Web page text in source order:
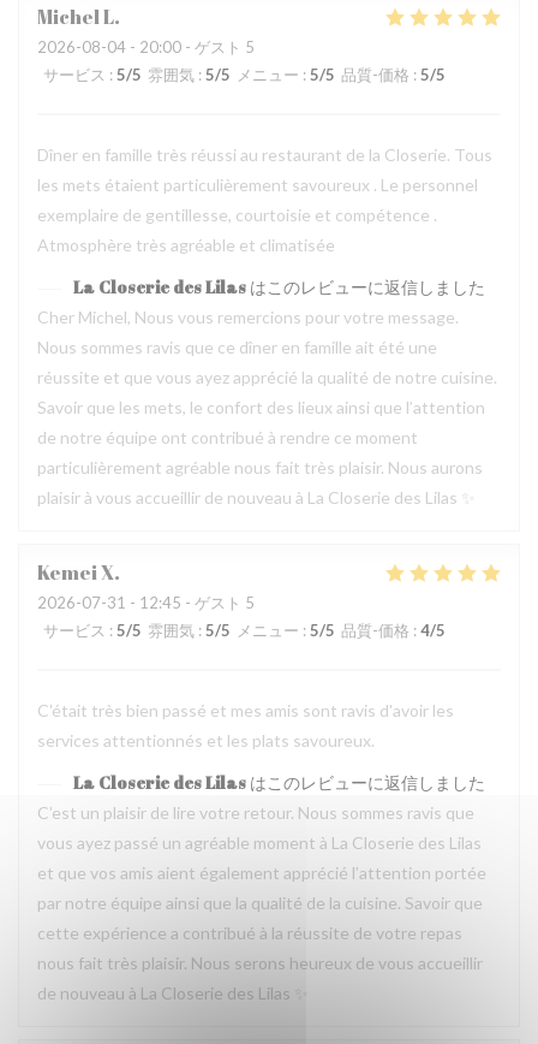
MichelL
2026-08-04 - 20:00 - ゲスト 5
サービス : 5/5 雰囲気 : 5/5 メニュー : 5/5 品質-価格 : 5/5
Dîner en famille très réussi au restaurant de la Closerie. Tous
les mets étaient particulièrement savoureux . Le personnel
exemplaire de gentillesse, courtoisie et compétence .
Atmosphère très agréable et climatisée
La Closerie des Lilas はこのレビューに返信しました
Cher Michel, Nous vous remercions pour votre message.
Nous sommes ravis que ce dîner en famille ait été une
réussite et que vous ayez apprécié la qualité de notre cuisine.
Savoir que les mets, le confort des lieux ainsi que l’attention
de notre équipe ont contribué à rendre ce moment
particulièrement agréable nous fait très plaisir. Nous aurons
plaisir à vous accueillir de nouveau à La Closerie des Lilas ✨
KemeiX
2026-07-31 - 12:45 - ゲスト 5
サービス : 5/5 雰囲気 : 5/5 メニュー : 5/5 品質-価格 : 4/5
C'était très bien passé et mes amis sont ravis d'avoir les
services attentionnés et les plats savoureux.
La Closerie des Lilas はこのレビューに返信しました
C’est un plaisir de lire votre retour. Nous sommes ravis que
vous ayez passé un agréable moment à La Closerie des Lilas
et que vos amis aient également apprécié l’attention portée
par notre équipe ainsi que la qualité de la cuisine. Savoir que
cette expérience a contribué à la réussite de votre repas
nous fait très plaisir. Nous serons heureux de vous accueillir
de nouveau à La Closerie des Lilas ✨